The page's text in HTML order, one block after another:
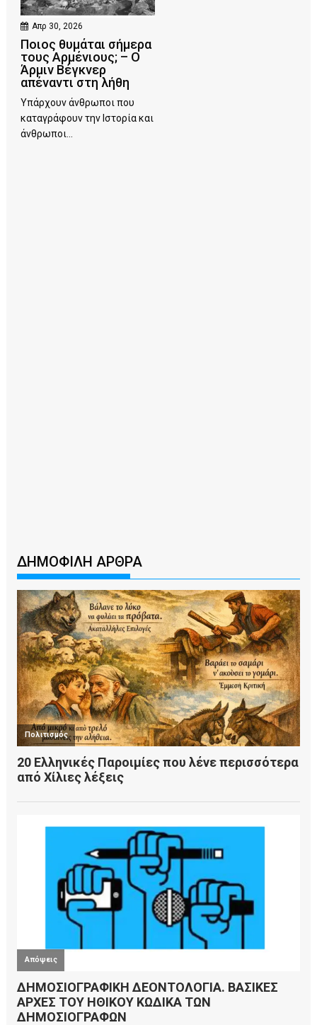
Απρ 30, 2026
Ποιος θυμάται σήμερα
τους Αρμένιους; – Ο
Άρμιν Βέγκνερ
απέναντι στη λήθη
Υπάρχουν άνθρωποι που
καταγράφουν την Ιστορία και
άνθρωποι...
ΔΗΜΟΦΙΛΗ ΑΡΘΡΑ